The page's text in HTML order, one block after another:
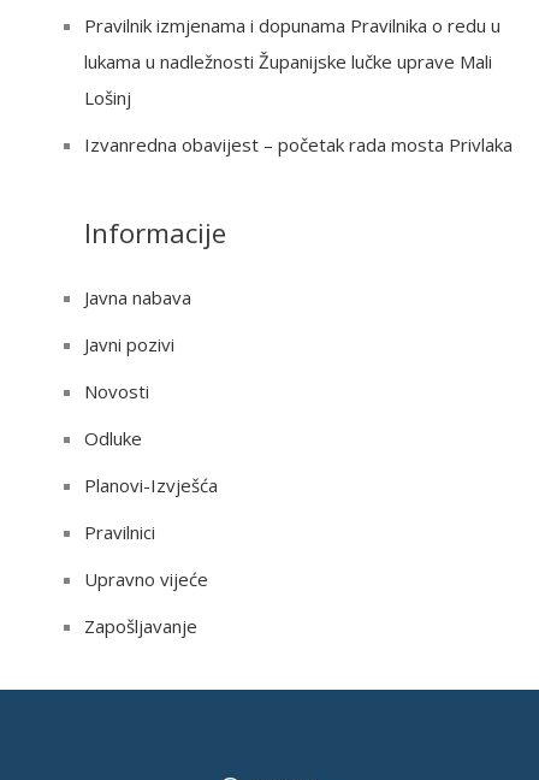
Pravilnik izmjenama i dopunama Pravilnika o redu u
lukama u nadležnosti Županijske lučke uprave Mali
Lošinj
Izvanredna obavijest – početak rada mosta Privlaka
Informacije
Javna nabava
Javni pozivi
Novosti
Odluke
Planovi-Izvješća
Pravilnici
Upravno vijeće
Zapošljavanje